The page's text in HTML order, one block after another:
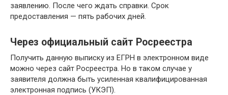
заявлению. После чего ждать справки. Срок
предоставления — пять рабочих дней.
Через официальный сайт Росреестра
Получить данную выписку из ЕГРН в электронном виде
можно через сайт Росреестра. Но в таком случае у
заявителя должна быть усиленная квалифицированная
электронная подпись (УКЭП).